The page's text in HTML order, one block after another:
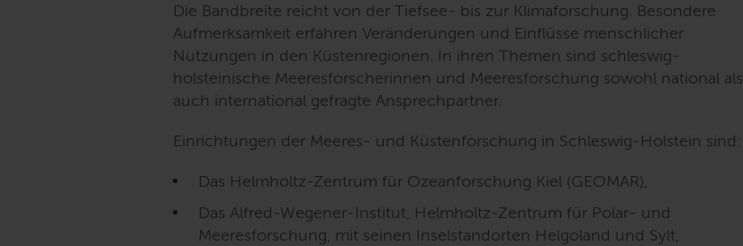
Die Bandbreite reicht von der Tiefsee- bis zur Klimaforschung. Besondere
Aufmerksamkeit erfahren Veränderungen und Einflüsse menschlicher
Nutzungen in den Küstenregionen. In ihren Themen sind schleswig-
holsteinische Meeresforscherinnen und Meeresforschung sowohl national als
auch international gefragte Ansprechpartner.
Einrichtungen der Meeres- und Küstenforschung in Schleswig-Holstein sind:
Das Helmholtz-Zentrum für Ozeanforschung Kiel (GEOMAR),
Das Alfred-Wegener-Institut, Helmholtz-Zentrum für Polar- und
Meeresforschung, mit seinen Inselstandorten Helgoland und Sylt,